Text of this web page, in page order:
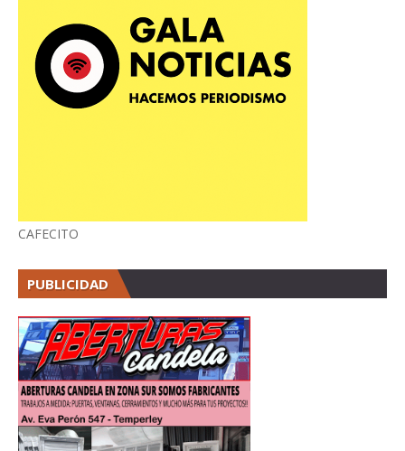
CAFECITO
PUBLICIDAD